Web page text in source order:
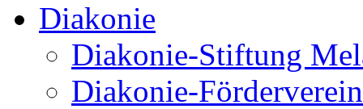
Diakonie
Diakonie-Stiftung
Diakonie-